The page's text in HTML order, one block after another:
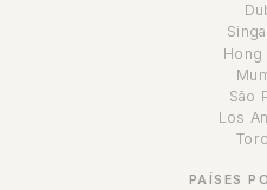
Hong
São
Los
PAÍSES